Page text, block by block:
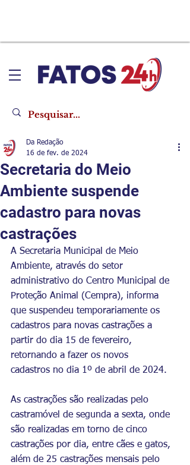
Secretaria do Meio
Ambiente suspende
cadastro para novas
castrações
Da Redação
16 de fev. de 2024
A Secretaria Municipal de Meio
Ambiente, através do setor
administrativo do Centro Municipal de
Proteção Animal (Cempra), informa
que suspendeu temporariamente os
cadastros para novas castrações a
partir do dia 15 de fevereiro,
retornando a fazer os novos
cadastros no dia 1º de abril de 2024.
As castrações são realizadas pelo
castramóvel de segunda a sexta, onde
são realizadas em torno de cinco
castrações por dia, entre cães e gatos,
além de 25 castrações mensais pelo